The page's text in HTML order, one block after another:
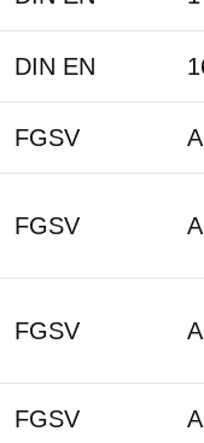
DIN EN
FGSV
FGSV
FGSV
FGSV